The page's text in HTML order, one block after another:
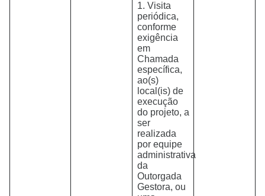
1. Visita
periódica,
conforme
exigência
em
Chamada
específica,
ao(s)
local(is) de
execução
do projeto, a
ser
realizada
por equipe
administrativa
da
Outorgada
Gestora, ou